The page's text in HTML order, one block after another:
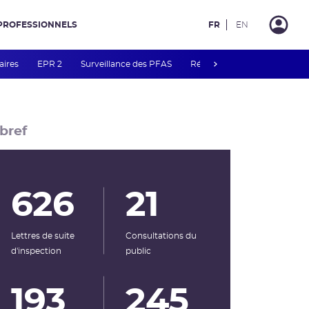
EPR 2 Surveillance des PFAS Réacteur EPR de
FR EN
626
Lettres de suite
d'inspection
21
Consultations du
public
193 245